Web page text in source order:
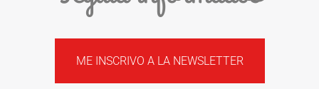
ME INSCRIVO A LA NEWSLETTER